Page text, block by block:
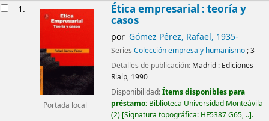
1.
Portada local
Ética empresarial : teoría y
casos
por Gómez Pérez, Rafael, 1935-
Series Colección empresa y humanismo; 3
Detalles de publicación: Madrid : Ediciones
Rialp, 1990
Disponibilidad:Ítems disponibles para
préstamo: Biblioteca Universidad Monteávila
(2) Signatura topográfica: HF5387 G65, .. .